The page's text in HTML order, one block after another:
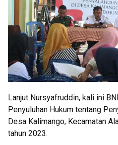
Lanjut Nursyafruddin, kali ini
Penyuluhan Hukum tentang
Desa Kalimango, Kecamatan
tahun 2023.